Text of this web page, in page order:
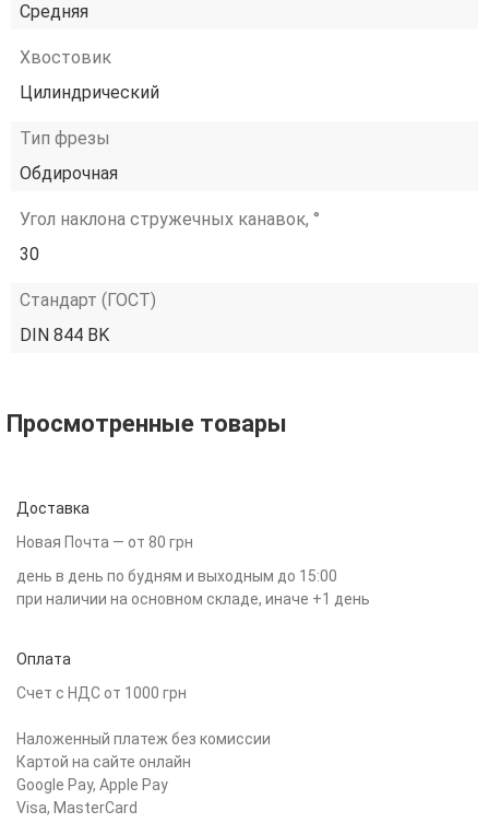
Средняя
Хвостовик
Цилиндрический
Тип фрезы
Обдирочная
Угол наклона стружечных канавок, °
30
Стандарт (ГОСТ)
DIN 844 BK
Просмотренные товары
Доставка
Новая Почта — от 80 грн
день в день по будням и выходным до 15:00
при наличии на основном складе, иначе +1 день
Оплата
Счет с НДС от 1000 грн
Наложенный платеж без комиссии
Картой на сайте онлайн
Google Pay, Apple Pay
Visa, MasterCard